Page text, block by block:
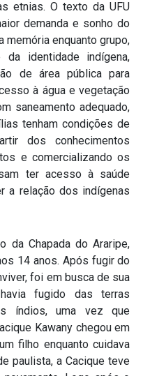
etnias. O texto da UFU
demanda e sonho do
memória enquanto grupo,
identidade indígena,
de área pública para
à água e vegetação
saneamento adequado,
tenham condições de
dos conhecimentos
e comercializando os
ter acesso à saúde
a relação dos indígenas
da Chapada do Araripe,
14 anos. Após fugir do
foi em busca de sua
fugido das terras
índios, uma vez que
Kawany chegou em
filho enquanto cuidava
paulista, a Cacique teve